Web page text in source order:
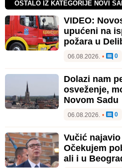
OSTALO IZ KATEGORIJE NOVI
VIDEO:
upućeni na
požara u
06.08.2026. • 0
Dolazi nam
osveženje,
Novom Sadu
06.08.2026. • 0
Vučić
Očekujem
ali i u